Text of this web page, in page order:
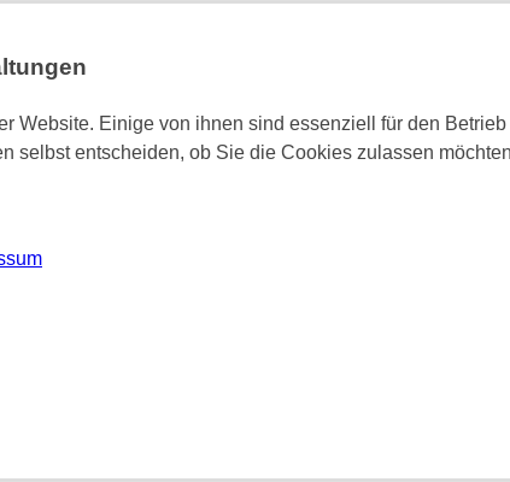
Website. Einige von ihnen sind essenziell für den
selbst entscheiden, ob Sie die Cookies zulassen